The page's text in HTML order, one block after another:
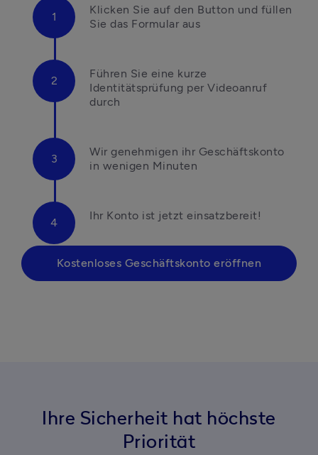
Klicken Sie auf den Button und füllen
Sie das Formular aus
Führen Sie eine kurze
Identitätsprüfung per Videoanruf
durch
Wir genehmigen ihr Geschäftskonto
in wenigen Minuten
Ihr Konto ist jetzt einsatzbereit!
Kostenloses Geschäftskonto eröffnen
Ihre Sicherheit hat höchste
Priorität